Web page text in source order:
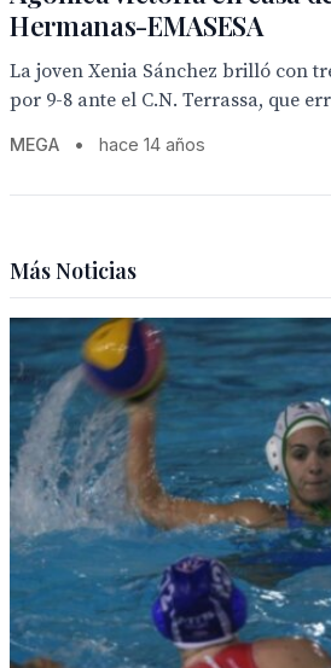
Hermanas-EMASESA
La joven Xenia Sánchez brilló con
por 9-8 ante el C.N. Terrassa, que
MEGA • hace 14 años
Más Noticias